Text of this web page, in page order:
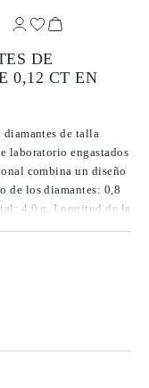
DE
0,12 CT EN
diamantes de talla
laboratorio engastados
combina un diseño
de los diamantes: 0,8
4,0 g. Longitud de la